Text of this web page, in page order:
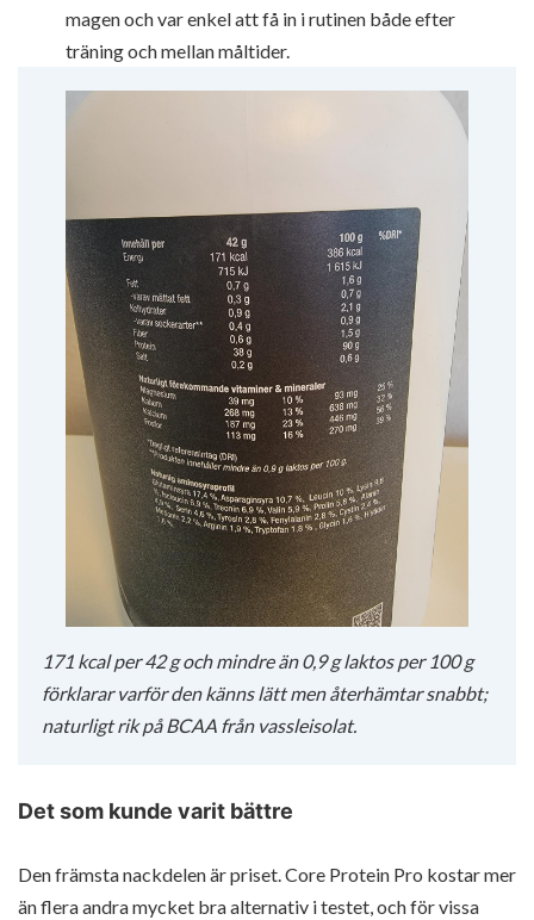
magen och var enkel att få in i rutinen både efter
träning och mellan måltider.
171 kcal per 42 g och mindre än 0,9 g laktos per 100 g
förklarar varför den känns lätt men återhämtar snabbt;
naturligt rik på BCAA från vassleisolat.
Det som kunde varit bättre
Den främsta nackdelen är priset. Core Protein Pro kostar mer
än flera andra mycket bra alternativ i testet, och för vissa